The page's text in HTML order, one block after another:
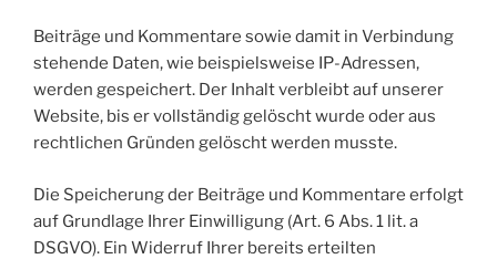
Beiträge und Kommentare sowie damit in Verbindung
stehende Daten, wie beispielsweise IP-Adressen,
werden gespeichert. Der Inhalt verbleibt auf unserer
Website, bis er vollständig gelöscht wurde oder aus
rechtlichen Gründen gelöscht werden musste.
Die Speicherung der Beiträge und Kommentare erfolgt
auf Grundlage Ihrer Einwilligung (Art. 6 Abs. 1 lit. a
DSGVO). Ein Widerruf Ihrer bereits erteilten